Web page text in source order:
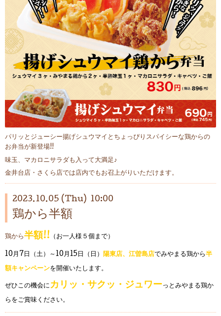
パリッとジューシー揚げシュウマイとちょっぴりスパイシーな鶏からの
お弁当が新登場!!
味玉、マカロニサラダも入って大満足♪
金井台店・さくら店では店内でもお召上がりいただけます。
2023.10.05 (Thu) 10:00
鶏から半額
鶏から半額!! （お一人様５個まで）
10月7日（土）～10月15日（日） 陽東店、江曽島店でみやまる鶏から半
額キャンペーンを開催いたします。
ぜひこの機会にカリッ・サクッ・ジュワー っと みやまる鶏か
らをご賞味ください。